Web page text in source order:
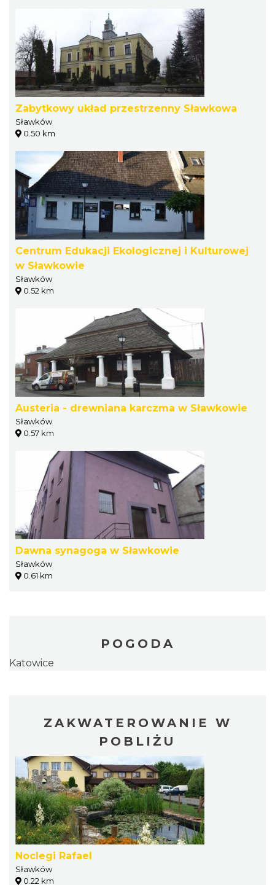
Zabytkowy układ przestrzenny Sławkowa
Sławków
0.50 km
Centrum Edukacji Ekologicznej i Kulturowej
w Sławkowie
Sławków
0.52 km
Austeria - drewniana karczma w Sławkowie
Sławków
0.57 km
Dawna synagoga w Sławkowie
Sławków
0.61 km
POGODA
Katowice
ZAKWATEROWANIE W
POBLIŻU
Noclegi Rafael
Sławków
0.22 km